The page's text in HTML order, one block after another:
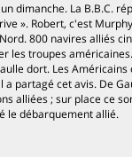
dimanche. La B.B.C.
». Robert, c'est
800 navires alliés
les troupes
dort. Les
a partagé cet avis. De
alliées ; sur place ce
le débarquement allié.